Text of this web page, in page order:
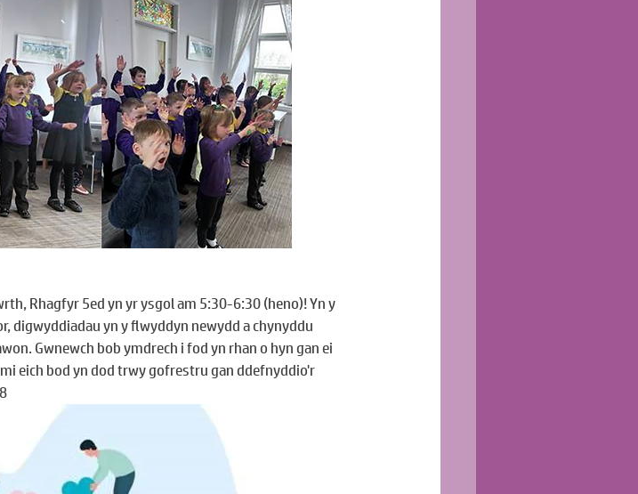
Rhagfyr 5ed yn yr ysgol am 5:30-6:30 (heno)! Yn y
digwyddiadau yn y flwyddyn newydd a chynyddu
Gwnewch bob ymdrech i fod yn rhan o hyn gan ei
eich bod yn dod trwy gofrestru gan ddefnyddio'r